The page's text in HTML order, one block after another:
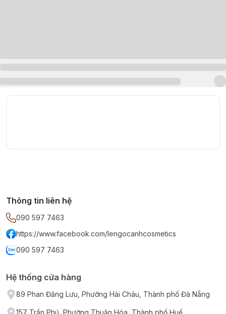
khi đeo trong thời gian dài.
Đặc điểm
Chân mi mỏng, linh hoạt, dễ bám keo.
Độ dài và mật độ cân đối, phù hợp nhiều phong cách
makeup.
Phù hợp với
Thông tin liên hệ
090 597 7463
https://www.facebook.com/lengocanhcosmetics
090 597 7463
Hệ thống cửa hàng
89 Phan Đăng Lưu, Phường Hải Châu, Thành phố Đà Nẵng
157 Trần Phú, Phường Thuận Hóa, Thành phố Huế